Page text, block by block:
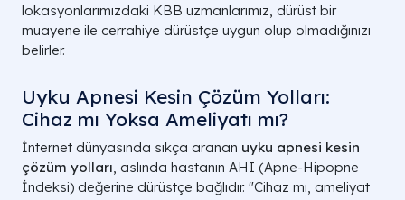
lokasyonlarımızdaki KBB uzmanlarımız, dürüst bir
muayene ile cerrahiye dürüstçe uygun olup olmadığınızı
belirler.
Uyku Apnesi Kesin Çözüm Yolları:
Cihaz mı Yoksa Ameliyatı mı?
İnternet dünyasında sıkça aranan uyku apnesi kesin
çözüm yolları, aslında hastanın AHI (Apne-Hipopne
İndeksi) değerine dürüstçe bağlıdır. "Cihaz mı, ameliyat